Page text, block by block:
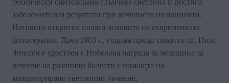
технически синтезирана слънчева светлина и постига
забележителни резултати при лечението на пациенти.
Неговото откритие полага основите на съвременната
фототерапия. През 1903 г., година преди смъртта си, Нилс
Финсен е удостоен с Нобелова награда за медицина за
лечение на различни болести с помощта на
концентрирано светлинно лъчение.